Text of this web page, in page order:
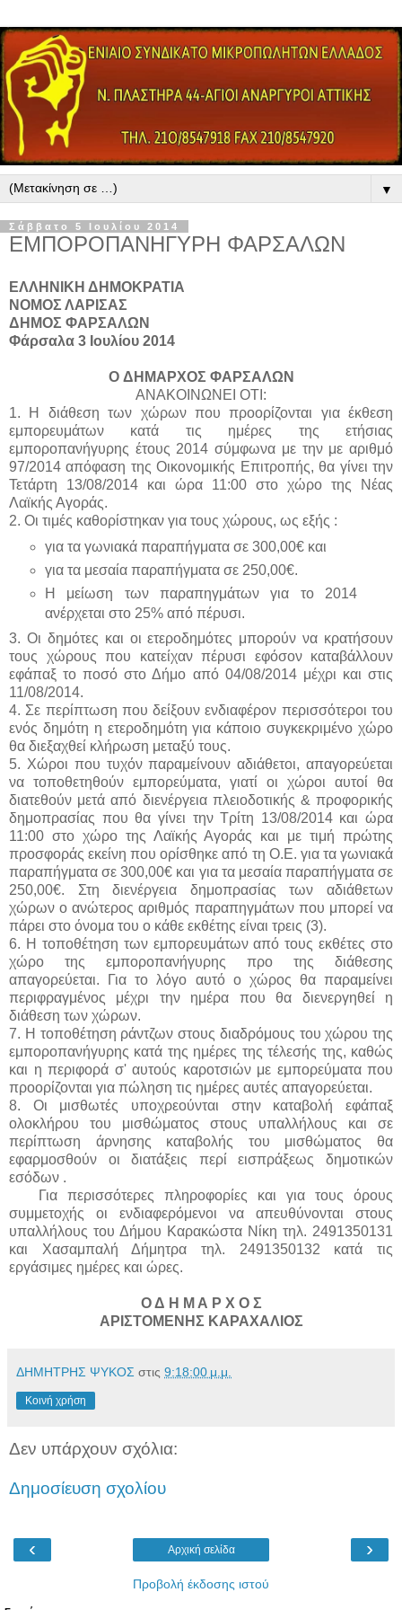
▼
Σάββατο 5 Ιουλίου 2014
ΕΜΠΟΡΟΠΑΝΗΓΥΡΗ ΦΑΡΣΑΛΩΝ
ΕΛΛΗΝΙΚΗ ΔΗΜΟΚΡΑΤΙΑ
ΝΟΜΟΣ ΛΑΡΙΣΑΣ
ΔΗΜΟΣ ΦΑΡΣΑΛΩΝ
Φάρσαλα 3 Ιουλίου 2014
O ΔΗΜΑΡΧΟΣ ΦΑΡΣΑΛΩΝ
ΑΝΑΚΟΙΝΩΝΕΙ ΟΤΙ:
1. Η διάθεση των χώρων που προορίζονται για έκθεση
εμπορευμάτων κατά τις ημέρες της ετήσιας
εμποροπανήγυρης έτους 2014 σύμφωνα με την με αριθμό
97/2014 απόφαση της Οικονομικής Επιτροπής, θα γίνει την
Τετάρτη 13/08/2014 και ώρα 11:00 στο χώρο της Νέας
Λαϊκής Αγοράς.
2. Οι τιμές καθορίστηκαν για τους χώρους, ως εξής :
για τα γωνιακά παραπήγματα σε 300,00€ και
για τα μεσαία παραπήγματα σε 250,00€.
Η μείωση των παραπηγμάτων για το 2014
ανέρχεται στο 25% από πέρυσι.
3. Οι δημότες και οι ετεροδημότες μπορούν να κρατήσουν
τους χώρους που κατείχαν πέρυσι εφόσον καταβάλλουν
εφάπαξ το ποσό στο Δήμο από 04/08/2014 μέχρι και στις
11/08/2014.
4. Σε περίπτωση που δείξουν ενδιαφέρον περισσότεροι του
ενός δημότη η ετεροδημότη για κάποιο συγκεκριμένο χώρο
θα διεξαχθεί κλήρωση μεταξύ τους.
5. Χώροι που τυχόν παραμείνουν αδιάθετοι, απαγορεύεται
να τοποθετηθούν εμπορεύματα, γιατί οι χώροι αυτοί θα
διατεθούν μετά από διενέργεια πλειοδοτικής & προφορικής
δημοπρασίας που θα γίνει την Τρίτη 13/08/2014 και ώρα
11:00 στο χώρο της Λαϊκής Αγοράς και με τιμή πρώτης
προσφοράς εκείνη που ορίσθηκε από τη Ο.Ε. για τα γωνιακά
παραπήγματα σε 300,00€ και για τα μεσαία παραπήγματα σε
250,00€. Στη διενέργεια δημοπρασίας των αδιάθετων
χώρων ο ανώτερος αριθμός παραπηγμάτων που μπορεί να
πάρει στο όνομα του ο κάθε εκθέτης είναι τρεις (3).
6. Η τοποθέτηση των εμπορευμάτων από τους εκθέτες στο
χώρο της εμποροπανήγυρης προ της διάθεσης
απαγορεύεται. Για το λόγο αυτό ο χώρος θα παραμείνει
περιφραγμένος μέχρι την ημέρα που θα διενεργηθεί η
διάθεση των χώρων.
7. Η τοποθέτηση ράντζων στους διαδρόμους του χώρου της
εμποροπανήγυρης κατά της ημέρες της τέλεσής της, καθώς
και η περιφορά σ' αυτούς καροτσιών με εμπορεύματα που
προορίζονται για πώληση τις ημέρες αυτές απαγορεύεται.
8. Οι μισθωτές υποχρεούνται στην καταβολή εφάπαξ
ολοκλήρου του μισθώματος στους υπαλλήλους και σε
περίπτωση άρνησης καταβολής του μισθώματος θα
εφαρμοσθούν οι διατάξεις περί εισπράξεως δημοτικών
εσόδων .
Για περισσότερες πληροφορίες και για τους όρους
συμμετοχής οι ενδιαφερόμενοι να απευθύνονται στους
υπαλλήλους του Δήμου Καρακώστα Νίκη τηλ. 2491350131
και Χασαμπαλή Δήμητρα τηλ. 2491350132 κατά τις
εργάσιμες ημέρες και ώρες.
Ο Δ Η Μ Α Ρ Χ Ο Σ
ΑΡΙΣΤΟΜΕΝΗΣ ΚΑΡΑΧΑΛΙΟΣ
ΔΗΜΗΤΡΗΣ ΨΥΚΟΣ στις 9:18:00 μ.μ.
Κοινή χρήση
Δεν υπάρχουν σχόλια:
Δημοσίευση σχολίου
‹ ›
Αρχική σελίδα
Προβολή έκδοσης ιστού